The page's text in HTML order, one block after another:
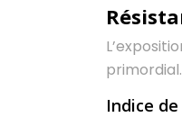
primordial.
Indice